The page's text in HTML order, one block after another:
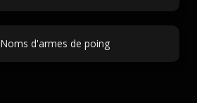
Noms d'armes de poing